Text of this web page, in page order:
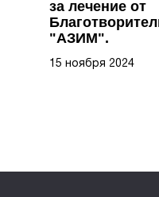
за лечение от
"АЗИМ".
15 ноября 2024